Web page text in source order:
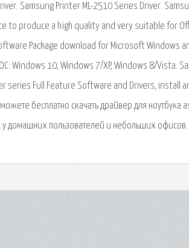
Samsung Printer ML-2510 Series Driver.
to produce a high quality and very suitable for
Package download for Microsoft Windows
Windows 10, Windows 7/XP, Windows 8/Vista.
series Full Feature Software and Drivers,
бесплатно скачать драйвер для ноутбука
у домашних пользователей и небольших офисов.